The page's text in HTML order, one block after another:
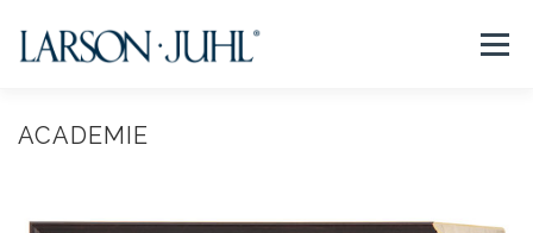
メニュー
NEWS フレームについて
取扱店リスト お問い合わせ 法人のお客様
ACADEMIE